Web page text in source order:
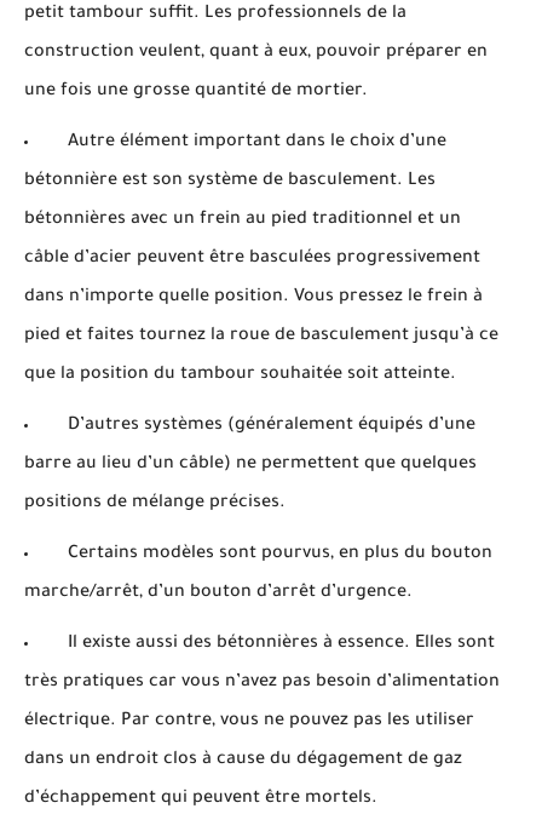
petit tambour suffit. Les professionnels de la
construction veulent, quant à eux, pouvoir préparer en
une fois une grosse quantité de mortier.
Autre élément important dans le choix d’une
bétonnière est son système de basculement. Les
bétonnières avec un frein au pied traditionnel et un
câble d’acier peuvent être basculées progressivement
dans n’importe quelle position. Vous pressez le frein à
pied et faites tournez la roue de basculement jusqu’à ce
que la position du tambour souhaitée soit atteinte.
D’autres systèmes (généralement équipés d’une
barre au lieu d’un câble) ne permettent que quelques
positions de mélange précises.
Certains modèles sont pourvus, en plus du bouton
marche/arrêt, d’un bouton d’arrêt d’urgence.
Il existe aussi des bétonnières à essence. Elles sont
très pratiques car vous n’avez pas besoin d’alimentation
électrique. Par contre, vous ne pouvez pas les utiliser
dans un endroit clos à cause du dégagement de gaz
d’échappement qui peuvent être mortels.